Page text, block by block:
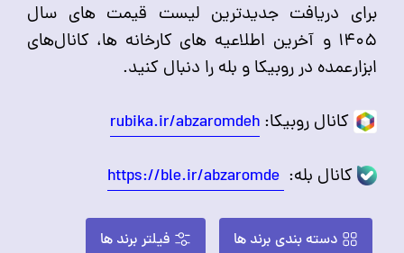
برای دریافت جدیدترین لیست قیمت های سال
۱۴۰۵ و آخرین اطلاعیه های کارخانه ها، کانال‌های
ابزارعمده در روبیکا و بله را دنبال کنید.
کانال روبیکا: rubika.ir/abzaromdeh
کانال بله: